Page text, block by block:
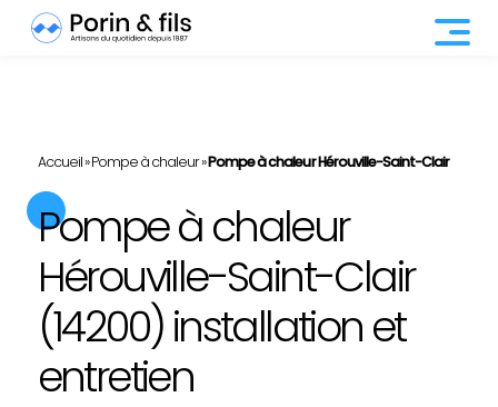
Accueil»Pompe à chaleur»Pompe à chaleur Hérouville-Saint-Clair
Pompe à chaleur
Hérouville-Saint-Clair
(14200) installation et
entretien